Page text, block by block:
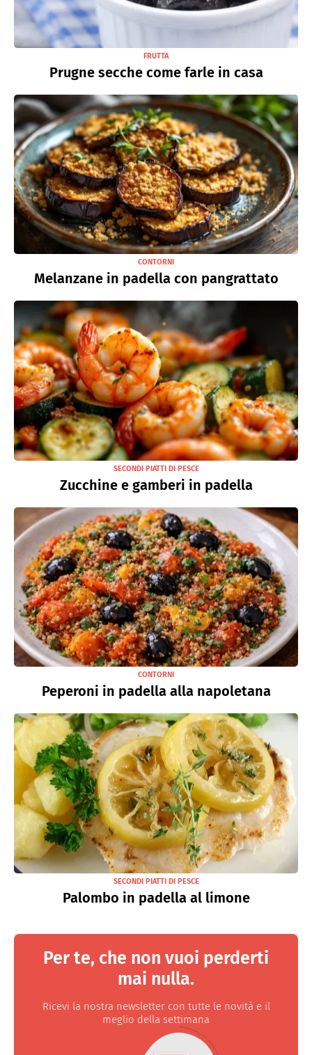
FRUTTA
Prugne secche come farle in casa
CONTORNI
Melanzane in padella con pangrattato
SECONDI PIATTI DI PESCE
Zucchine e gamberi in padella
CONTORNI
Peperoni in padella alla napoletana
SECONDI PIATTI DI PESCE
Palombo in padella al limone
Per te, che non vuoi perderti
mai nulla.
Ricevi la nostra newsletter con tutte le novità e il
meglio della settimana